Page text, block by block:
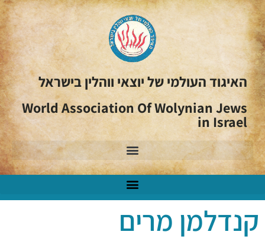
האיגוד העולמי של יוצאי ווהלין בישראל
World Association Of Wolynian Jews
in Israel
קנדלמן מרים